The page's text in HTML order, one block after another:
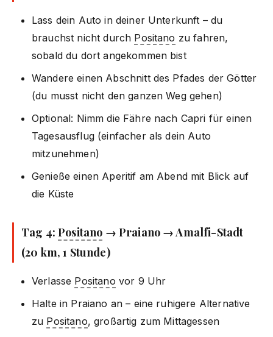
Lass dein Auto in deiner Unterkunft – du
brauchst nicht durch Positano zu fahren,
sobald du dort angekommen bist
Wandere einen Abschnitt des Pfades der Götter
(du musst nicht den ganzen Weg gehen)
Optional: Nimm die Fähre nach Capri für einen
Tagesausflug (einfacher als dein Auto
mitzunehmen)
Genieße einen Aperitif am Abend mit Blick auf
die Küste
Tag 4:Positano → Praiano → Amalfi-Stadt
(20 km, 1 Stunde)
Verlasse Positano vor 9 Uhr
Halte in Praiano an – eine ruhigere Alternative
zu Positano, großartig zum Mittagessen